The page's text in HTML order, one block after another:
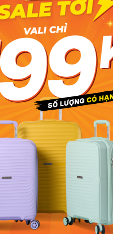
từng lát sashimi dày, ngọt
đích thực. Ảnh: isushi